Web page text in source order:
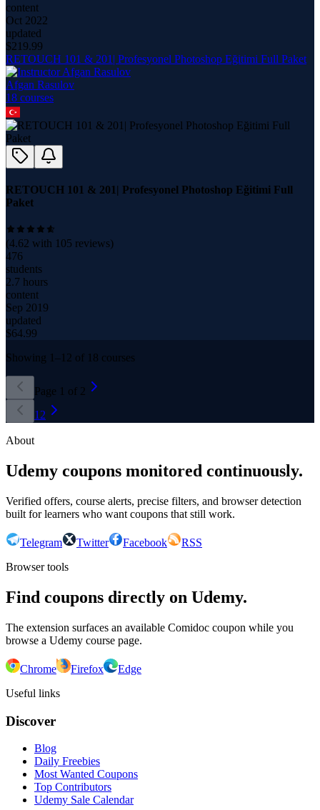
content
Oct 2022
updated
$219.99
RETOUCH 101 & 201| Profesyonel Photoshop Eğitimi Full Paket
Afgan Rasulov
18 courses
RETOUCH 101 & 201| Profesyonel Photoshop Eğitimi Full
Paket
(4.62 with 105 reviews)
476
students
2.7 hours
content
Sep 2019
updated
$64.99
Showing 1– 12 of 18 courses
Page 1 of 2
1 2
About
Udemy coupons monitored continuously.
Verified offers, course alerts, precise filters, and browser detection
built for learners who want coupons that still work.
Telegram Twitter Facebook
RSS
Browser tools
Find coupons directly on Udemy.
The extension surfaces an available Comidoc coupon while you
browse a Udemy course page.
Chrome Firefox
Edge
Useful links
Discover
Blog
Daily Freebies
Most Wanted Coupons
Top Contributors
Udemy Sale Calendar